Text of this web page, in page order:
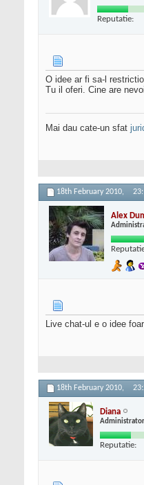
Reputatie:
O idee ar fi sa-l
Tu il oferi. Cine are
Mai dau cate-un sfat
18th February 2010,
Alex
Live chat-ul e o idee
18th February 2010,
Diana
Administrator
Reputatie: